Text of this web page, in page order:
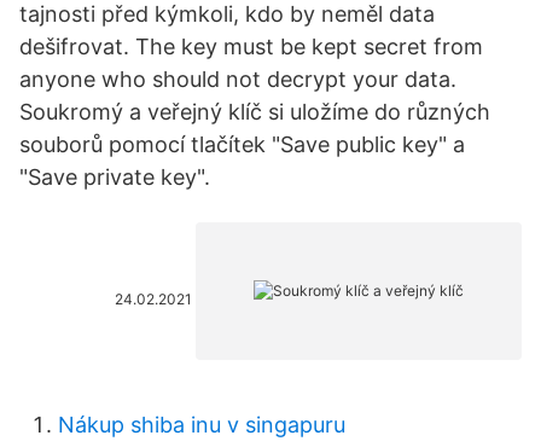
tajnosti před kýmkoli, kdo by neměl data
dešifrovat. The key must be kept secret from
anyone who should not decrypt your data.
Soukromý a veřejný klíč si uložíme do různých
souborů pomocí tlačítek "Save public key" a
"Save private key".
24.02.2021
Nákup shiba inu v singapuru